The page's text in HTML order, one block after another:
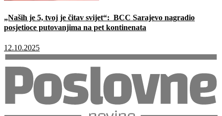
„Naših je 5, tvoj je čitav svijet“: BCC Sarajevo nagradio
posjetioce putovanjima na pet kontinenata
12.10.2025